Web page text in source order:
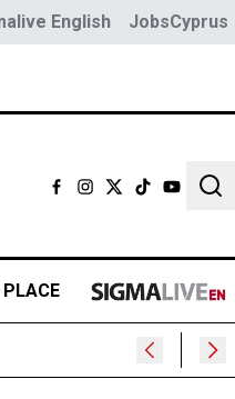
English JobsCyprus